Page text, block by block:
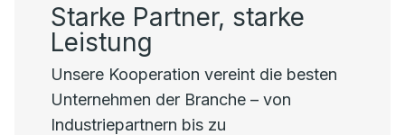
Starke Partner, starke
Leistung
Unsere Kooperation vereint die besten
Unternehmen der Branche – von
Industriepartnern bis zu